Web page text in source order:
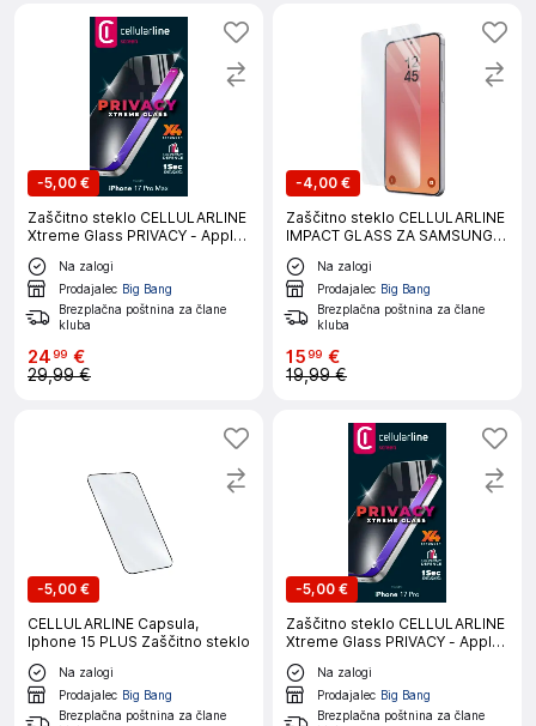
-5,00 €
Zaščitno steklo CELLULARLINE
Xtreme Glass PRIVACY - Apple
iPhone 17 PRO MAX
Na zalogi
Prodajalec Big Bang
Brezplačna poštnina za člane
kluba
2499 €
29,99 €
-4,00 €
Zaščitno steklo CELLULARLINE
IMPACT GLASS ZA SAMSUNG
GALAXY S26+
Na zalogi
Prodajalec Big Bang
Brezplačna poštnina za člane
kluba
1599 €
19,99 €
-5,00 €
CELLULARLINE Capsula,
Iphone 15 PLUS Zaščitno steklo
Na zalogi
Prodajalec Big Bang
Brezplačna poštnina za člane
-5,00 €
Zaščitno steklo CELLULARLINE
Xtreme Glass PRIVACY - Apple
iPhone 17 PRO
Na zalogi
Prodajalec Big Bang
Brezplačna poštnina za člane